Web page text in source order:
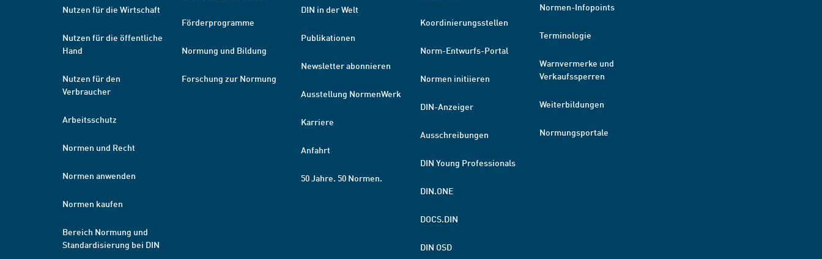
Nutzen für die Wirtschaft
Nutzen für die öffentliche
Hand
Nutzen für den
Verbraucher
Arbeitsschutz
Normen und Recht
Normen anwenden
Normen kaufen
Bereich Normung und
Standardisierung bei DIN
Förderprogramme
Normung und Bildung
Forschung zur Normung
DIN in der Welt
Publikationen
Newsletter abonnieren
Ausstellung NormenWerk
Karriere
Anfahrt
50 Jahre. 50 Normen.
Koordinierungsstellen
Norm-Entwurfs-Portal
Normen initiieren
DIN-Anzeiger
Ausschreibungen
DIN Young Professionals
DIN.ONE
DOCS.DIN
DIN OSD
Normen-Infopoints
Terminologie
Warnvermerke und
Verkaufssperren
Weiterbildungen
Normungsportale